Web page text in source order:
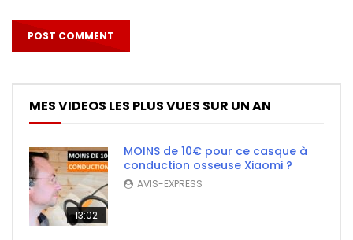
MES VIDEOS LES PLUS VUES SUR UN AN
13:02
MOINS de 10€ pour ce casque à
conduction osseuse Xiaomi ?
AVIS-EXPRESS